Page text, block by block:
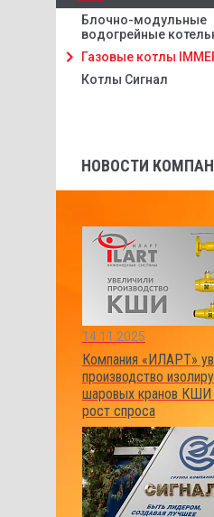
Блочно-модульные
водогрейные
Газовые котлы
Котлы Сигнал
НОВОСТИ
14.11.2025
Компания «ИЛАРТ»
производство
шаровых кранов КШИ
рост спроса